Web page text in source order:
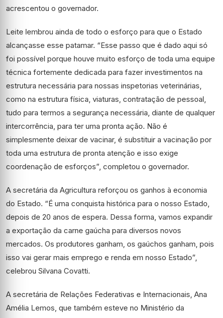
acrescentou o governador.
Leite lembrou ainda de todo o esforço para que o Estado
alcançasse esse patamar. “Esse passo que é dado aqui só
foi possível porque houve muito esforço de toda uma equipe
técnica fortemente dedicada para fazer investimentos na
estrutura necessária para nossas inspetorias veterinárias,
como na estrutura física, viaturas, contratação de pessoal,
tudo para termos a segurança necessária, diante de qualquer
intercorrência, para ter uma pronta ação. Não é
simplesmente deixar de vacinar, é substituir a vacinação por
toda uma estrutura de pronta atenção e isso exige
coordenação de esforços”, completou o governador.
A secretária da Agricultura reforçou os ganhos à economia
do Estado. “É uma conquista histórica para o nosso Estado,
depois de 20 anos de espera. Dessa forma, vamos expandir
a exportação da carne gaúcha para diversos novos
mercados. Os produtores ganham, os gaúchos ganham, pois
isso vai gerar mais emprego e renda em nosso Estado”,
celebrou Silvana Covatti.
A secretária de Relações Federativas e Internacionais, Ana
Amélia Lemos, que também esteve no Ministério da